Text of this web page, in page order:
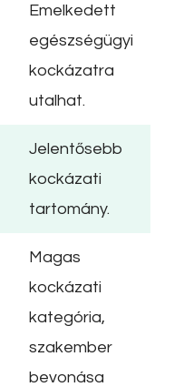
Emelkedett
egészségügyi
kockázatra
utalhat.
Jelentősebb
kockázati
tartomány.
Magas
kockázati
kategória,
szakember
bevonása